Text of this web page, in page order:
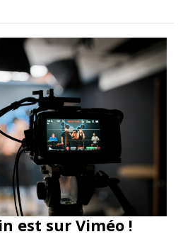
est sur Viméo !